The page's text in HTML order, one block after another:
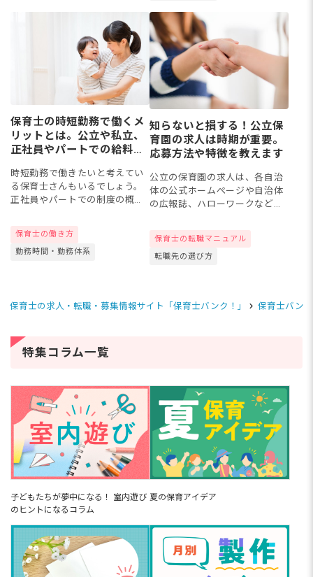
保育士の時短勤務で働くメ
リットとは。公立や私立、
正社員やパートでの給料や
時短勤務で働きたいと考えてい
る保育士さんもいるでしょう。
正社員やパートでの制度の概要
務で働く保育士さんの働き方や
給料、公立・私立での求人募集
保育士の働き方
勤務時間・勤務体系
知らないと損する！公立保
育園の求人は時期が重要。
応募方法や特徴を教えます
公立の保育園の求人は、各自治
体の公式ホームぺージや自治体
の広報誌、ハローワークなどで
合も多いため、求人があるかな
いかについては、常にホームペ
保育士の転職マニュアル
転職先の選び方
保育士の求人・転職・募集情報サイト「保育士バンク！」 保育士バン
特集コラム一覧
子どもたちが夢中になる！ 室内遊び
のヒントになるコラム
夏の保育アイデア